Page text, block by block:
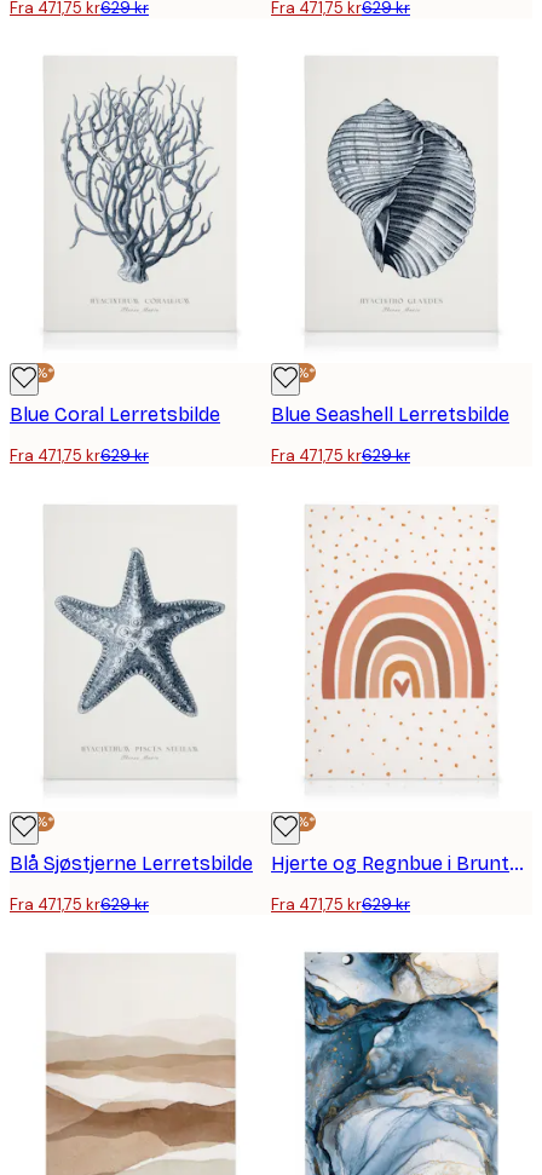
Fra 471,75 kr629 kr Fra 471,75 kr629 kr
-25%*
Blue Coral Lerretsbilde
Fra 471,75 kr629 kr
-25%*
Blue Seashell Lerretsbilde
Fra 471,75 kr629 kr
-25%*
Blå Sjøstjerne Lerretsbilde
Fra 471,75 kr629 kr
-25%*
Hjerte og Regnbue i Bruntoner Lerretsbilde
Fra 471,75 kr629 kr